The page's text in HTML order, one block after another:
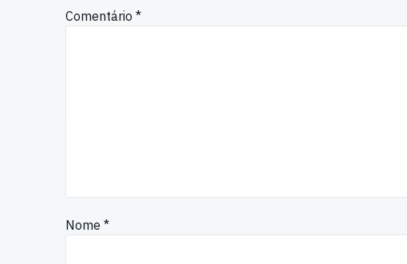
Comentário *
Nome *